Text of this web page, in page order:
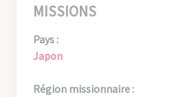
MISSIONS
Pays :
Japon
Région missionnaire :